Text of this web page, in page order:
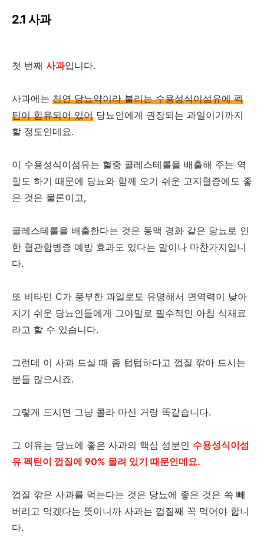
2.1 사과
첫 번째 사과입니다.
사과에는 천연 당뇨약이라 불리는 수용성식이섬유에 펙
틴이 함유되어 있어 당뇨인에게 권장되는 과일이기까지
할 정도인데요.
이 수용성식이섬유는 혈중 콜레스테롤을 배출해 주는 역
할도 하기 때문에 당뇨와 함께 오기 쉬운 고지혈증에도 좋
은 것은 물론이고,
콜레스테롤을 배출한다는 것은 동맥 경화 같은 당뇨로 인
한 혈관합병증 예방 효과도 있다는 말이나 마찬가지입니
다.
또 비타민 C가 풍부한 과일로도 유명해서 면역력이 낮아
지기 쉬운 당뇨인들에게 그야말로 필수적인 아침 식재료
라고 할 수 있습니다.
그런데 이 사과 드실 때 좀 텁텁하다고 껍질 깎아 드시는
분들 많으시죠.
그렇게 드시면 그냥 콜라 마신 거랑 똑같습니다.
그 이유는 당뇨에 좋은 사과의 핵심 성분인 수용성식이섬
유 펙틴이 껍질에 90% 몰려 있기 때문인데요.
껍질 깎은 사과를 먹는다는 것은 당뇨에 좋은 것은 쏙 빼
버리고 먹겠다는 뜻이니까 사과는 껍질째 꼭 먹어야 합니
다.